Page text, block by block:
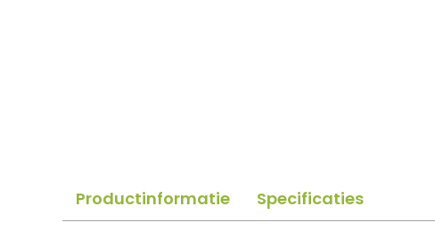
Productinformatie Specificaties